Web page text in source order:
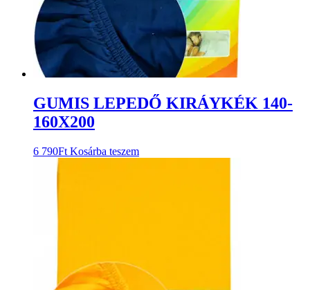
GUMIS LEPEDŐ KIRÁYKÉK 140-
160X200
6 790Ft Kosárba teszem